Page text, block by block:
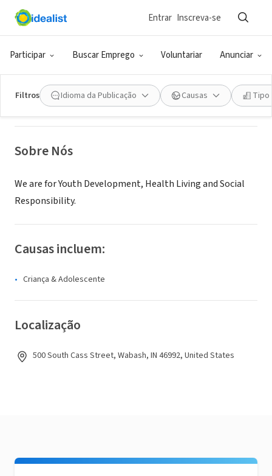
Participar Buscar Emprego Voluntariar Anunciar
Entrar Inscreva-se
Filtros Idioma da Publicação Causas Tipo
ONG (SETOR SOCIAL)
Wabash County YMCA
Sobre Nós
We are for Youth Development, Health Living and Social
Responsibility.
Causas incluem:
Criança & Adolescente
Localização
500 South Cass Street, Wabash, IN 46992, United States